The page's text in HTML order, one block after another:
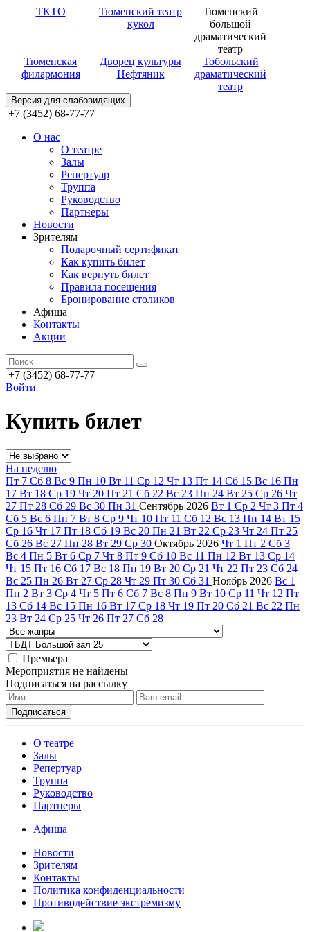
ТКТО
Тюменский театр
кукол
Тюменский
большой
драматический
театр
Тюменская
филармония
Дворец культуры
Нефтяник
Тобольский
драматический
театр
Версия для слабовидящих
+7 (3452) 68-77-77
О нас
О театре
Залы
Репертуар
Труппа
Руководство
Партнеры
Новости
Зрителям
Подарочный сертификат
Как купить билет
Как вернуть билет
Правила посещения
Бронирование столиков
Афиша
Контакты
Акции
+7 (3452) 68-77-77
Войти
Купить билет
На неделю
Пт 7 Сб 8 Вс 9 Пн 10 Вт 11 Ср 12 Чт 13 Пт 14 Сб 15 Вс 16 Пн
17 Вт 18 Ср 19 Чт 20 Пт 21 Сб 22 Вс 23 Пн 24 Вт 25 Ср 26 Чт
27 Пт 28 Сб 29 Вс 30 Пн 31 Сентябрь 2026 Вт 1 Ср 2 Чт 3 Пт 4
Сб 5 Вс 6 Пн 7 Вт 8 Ср 9 Чт 10 Пт 11 Сб 12 Вс 13 Пн 14 Вт 15
Ср 16 Чт 17 Пт 18 Сб 19 Вс 20 Пн 21 Вт 22 Ср 23 Чт 24 Пт 25
Сб 26 Вс 27 Пн 28 Вт 29 Ср 30 Октябрь 2026 Чт 1 Пт 2 Сб 3
Вс 4 Пн 5 Вт 6 Ср 7 Чт 8 Пт 9 Сб 10 Вс 11 Пн 12 Вт 13 Ср 14
Чт 15 Пт 16 Сб 17 Вс 18 Пн 19 Вт 20 Ср 21 Чт 22 Пт 23 Сб 24
Вс 25 Пн 26 Вт 27 Ср 28 Чт 29 Пт 30 Сб 31 Ноябрь 2026 Вс 1
Пн 2 Вт 3 Ср 4 Чт 5 Пт 6 Сб 7 Вс 8 Пн 9 Вт 10 Ср 11 Чт 12 Пт
13 Сб 14 Вс 15 Пн 16 Вт 17 Ср 18 Чт 19 Пт 20 Сб 21 Вс 22 Пн
23 Вт 24 Ср 25 Чт 26 Пт 27 Сб 28
Премьера
Мероприятия не найдены
Подписаться на рассылку
О театре
Залы
Репертуар
Труппа
Руководство
Партнеры
Афиша
Новости
Зрителям
Контакты
Политика конфиденциальности
Противодействие экстремизму